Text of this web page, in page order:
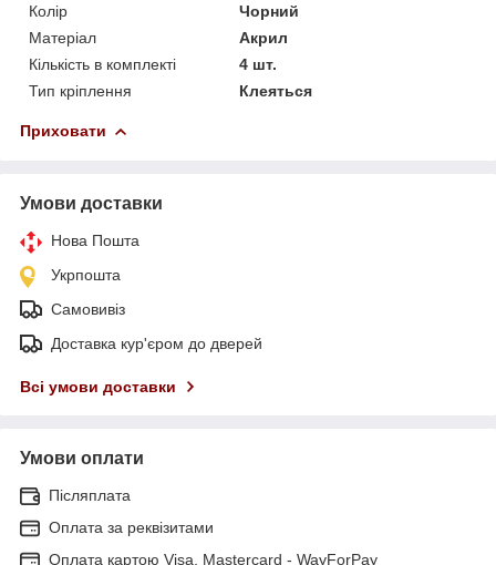
Колір
Чорний
Матеріал
Акрил
Кількість в комплекті
4 шт.
Тип кріплення
Клеяться
Приховати
Умови доставки
Нова Пошта
Укрпошта
Самовивіз
Доставка кур'єром до дверей
Всі умови доставки
Умови оплати
Післяплата
Оплата за реквізитами
Оплата картою Visa, Mastercard - WayForPay